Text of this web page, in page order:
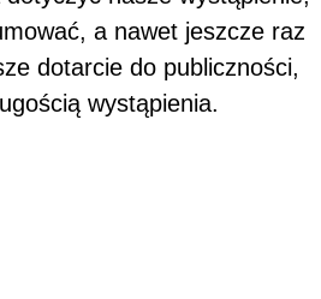
a nawet jeszcze raz
dotarcie do publiczności,
wystąpienia.